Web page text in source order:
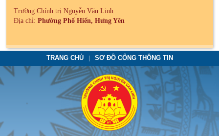
Trường Chính trị Nguyễn Văn Linh
Địa chỉ: Phường Phố Hiến, Hưng Yên
TRANG CHỦ SƠ ĐỒ CỔNG THÔNG TIN